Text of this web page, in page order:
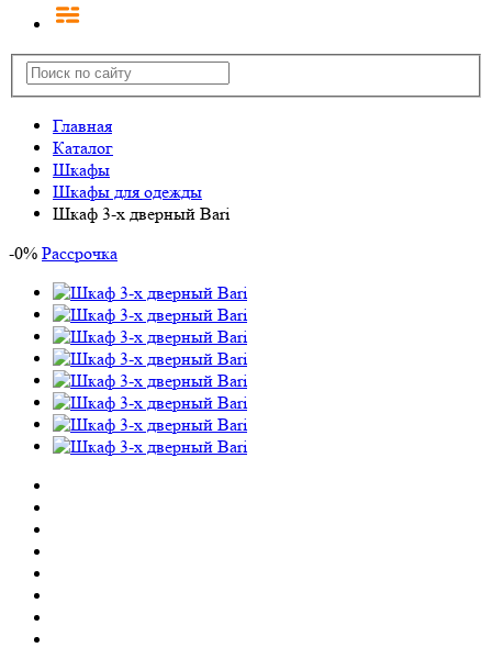
Главная
Каталог
Шкафы
Шкафы для одежды
Шкаф 3-х дверный Bari
-0% Рассрочка